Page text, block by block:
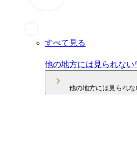
すべて見る
他の地方には見られない
他の地方には見られな